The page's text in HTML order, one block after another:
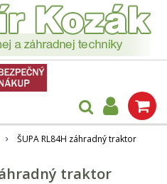
ŠUPA RL84H záhradný traktor
traktor